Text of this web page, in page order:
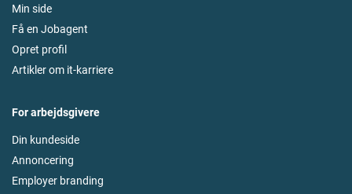
Min side
Få en Jobagent
Opret profil
Artikler om it-karriere
For arbejdsgivere
Din kundeside
Annoncering
Employer branding